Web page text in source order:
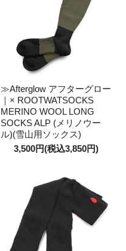
≫Afterglow アフターグロー
｜× ROOTWATSOCKS
MERINO WOOL LONG
SOCKS ALP (メリノウー
ル)(雪山用ソックス)
3,500円(税込3,850円)